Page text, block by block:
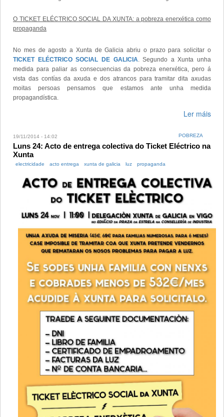
O TICKET ELÉCTRICO SOCIAL DA XUNTA: a pobreza enerxética como
propaganda
No mes de agosto a Xunta de Galicia abriu o prazo para solicitar o
TICKET ELÉCTRICO SOCIAL DE GALICIA. Segundo a Xunta unha
medida para paliar as consecuencias da pobreza enerxética, pero á
vista das contías da axuda e dos atrancos para tramitar dita axudas
moitas persoas pensamos que estamos ante unha medida
propagandística.
Ler máis
19/11/2014 - 14:02 POBREZA
Luns 24: Acto de entrega colectiva do Ticket Eléctrico na
Xunta
electricidade acto entrega xunta de galicia luz propaganda